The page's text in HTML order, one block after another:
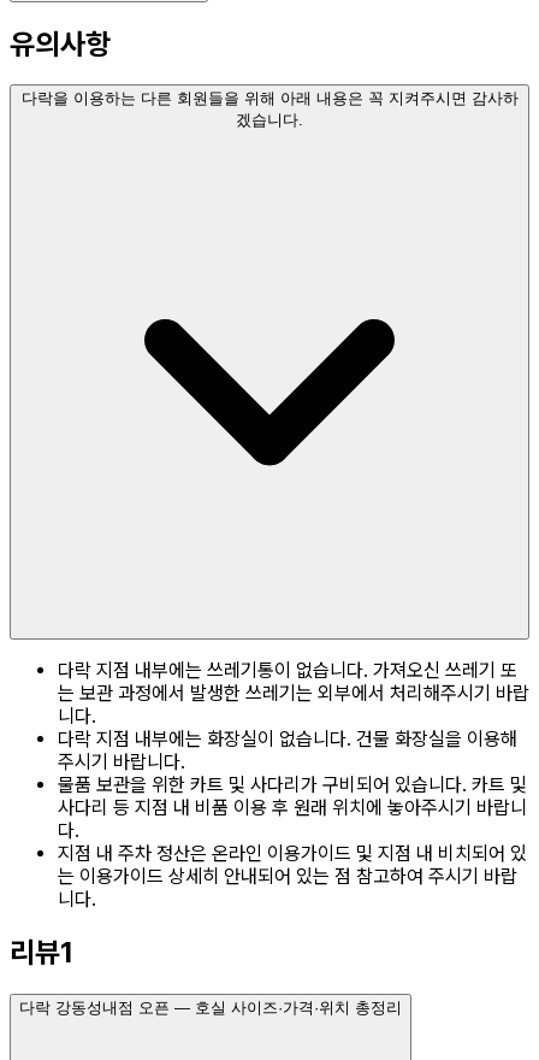
유의사항
다락을 이용하는 다른 회원들을 위해 아래 내용은 꼭 지켜주시면 감사하
겠습니다.
다락 지점 내부에는 쓰레기통이 없습니다. 가져오신 쓰레기 또
는 보관 과정에서 발생한 쓰레기는 외부에서 처리해주시기 바랍
니다.
다락 지점 내부에는 화장실이 없습니다. 건물 화장실을 이용해
주시기 바랍니다.
물품 보관을 위한 카트 및 사다리가 구비되어 있습니다. 카트 및
사다리 등 지점 내 비품 이용 후 원래 위치에 놓아주시기 바랍니
다.
지점 내 주차 정산은 온라인 이용가이드 및 지점 내 비치되어 있
는 이용가이드 상세히 안내되어 있는 점 참고하여 주시기 바랍
니다.
리뷰1
다락 강동성내점 오픈 — 호실 사이즈·가격·위치 총정리